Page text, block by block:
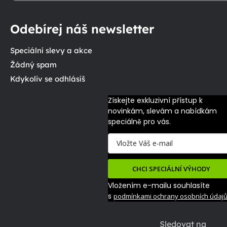
Sledovat na
Odebírej náš newsletter
Speciální slevy a akce
Žádný spam
Kdykoliv se odhlásíš
Získejte exkluzivní přístup k
novinkám, slevám a nabídkám
speciálně pro vás.
CHCI SPECIÁLNÍ VÝHODY
Vložením e-mailu souhlasíte
s podmínkami ochrany osobních údajů